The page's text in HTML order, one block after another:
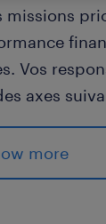
Vos
axes
& Crédit
de
en
more